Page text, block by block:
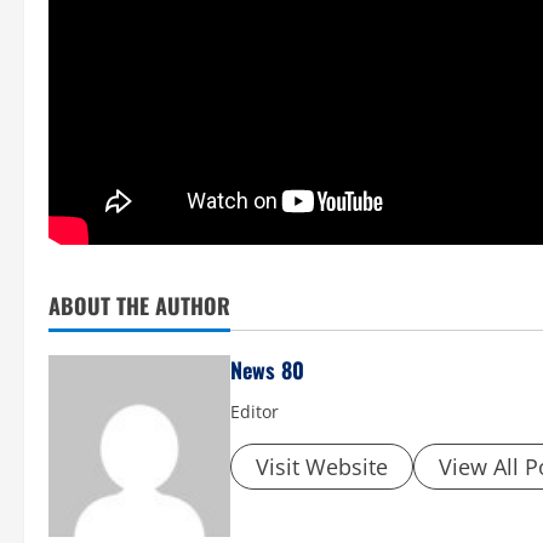
ABOUT THE AUTHOR
News 80
Editor
Visit Website View All